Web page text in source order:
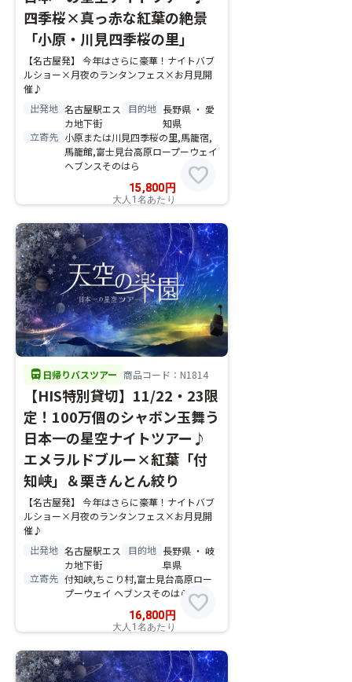
四季桜×真っ赤な紅葉の絶景
「小原・川見四季桜の里」
【名古屋発】 今年はさらに豪華！ナイトバブ
ルショー×月夜のランタンフェス×お月見開
催♪
出発地 名古屋駅エス
カ地下街
目的地 長野県 ・ 愛
知県
立寄先 小原または川見四季桜の里,馬籠宿,
馬籠館,富士見台高原ロープーウェイ
ヘブンスそのはら
15,800 円
大人1名あたり
favorite
directions_bus 日帰りバスツアー 商品コード：N1814
【HIS特別貸切】11/22・23限
定！100万個のシャボン玉舞う
日本一の星空ナイトツアー♪
エメラルドブルー×紅葉「付
知峡」＆栗きんとん絞り
【名古屋発】 今年はさらに豪華！ナイトバブ
ルショー×月夜のランタンフェス×お月見開
催♪
出発地 名古屋駅エス
カ地下街
目的地 長野県 ・ 岐
阜県
立寄先 付知峡,ちこり村,富士見台高原ロー
プーウェイ ヘブンスそのはら
16,800 円
大人1名あたり
favorite